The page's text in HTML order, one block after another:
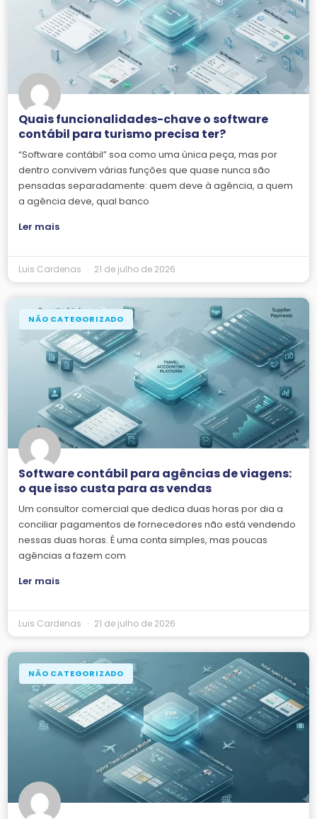
Quais funcionalidades-chave o software
contábil para turismo precisa ter?
“Software contábil” soa como uma única peça, mas por
dentro convivem várias funções que quase nunca são
pensadas separadamente: quem deve à agência, a quem
a agência deve, qual banco
Ler mais
Luis Cardenas 21 de julho de 2026
NÃO CATEGORIZADO
Software contábil para agências de viagens:
o que isso custa para as vendas
Um consultor comercial que dedica duas horas por dia a
conciliar pagamentos de fornecedores não está vendendo
nessas duas horas. É uma conta simples, mas poucas
agências a fazem com
Ler mais
Luis Cardenas 21 de julho de 2026
NÃO CATEGORIZADO